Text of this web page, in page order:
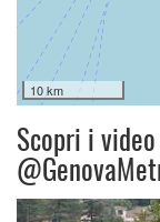
10 km
Scopri i